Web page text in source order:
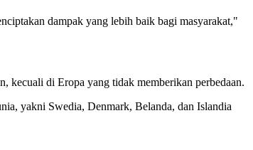
dampak yang lebih baik bagi masyarakat,"
kecuali di Eropa yang tidak memberikan perbedaan.
yakni Swedia, Denmark, Belanda, dan Islandia